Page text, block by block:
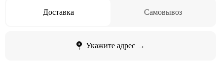
Доставка Самовывоз
Укажите адрес →